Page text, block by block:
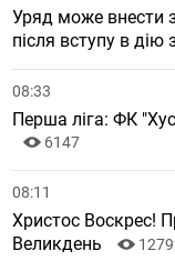
Уряд може внести
після вступу в дію
08:33
Перша ліга: ФК
6147
08:11
Христос Воскрес!
Великдень